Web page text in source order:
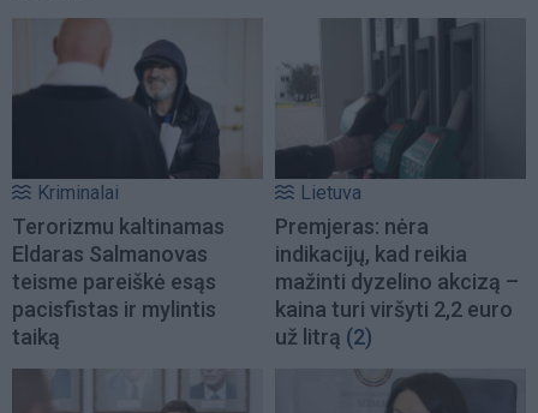
Kriminalai
Terorizmu kaltinamas
Eldaras Salmanovas
teisme pareiškė esąs
pacisfistas ir mylintis
taiką
Lietuva
Premjeras: nėra
indikacijų, kad reikia
mažinti dyzelino akcizą –
kaina turi viršyti 2,2 euro
už litrą (2)